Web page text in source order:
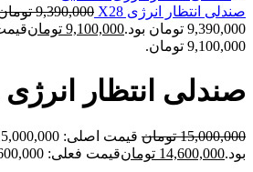
صندلی انتظار انرژی X28 9,390,000
9,390,000 تومان بود.
9,100,000 تومان
9,100,000 تومان.
صندلی انتظار انرژی H301
15,000,000 تومان
بود.14,600,000 تومانقیمت فعلی: 14,600,000 تومان.